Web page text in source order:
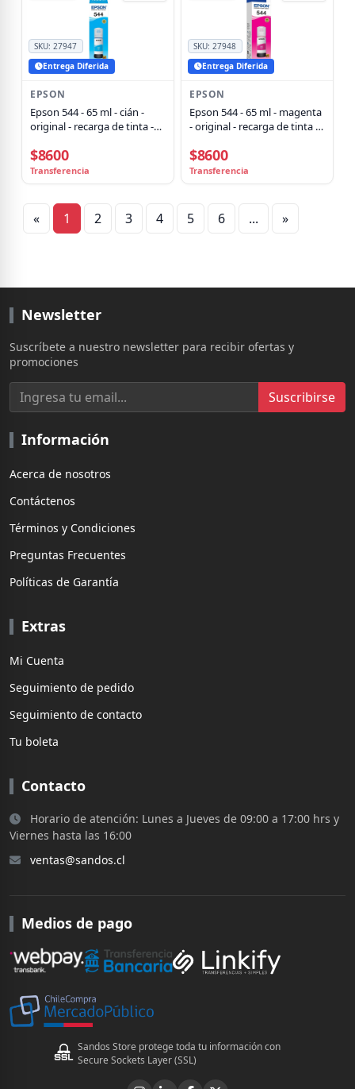
Entrega Diferida
SKU:27947
EPSON
Epson 544 - 65 ml - cián -
original - recarga de tinta -
L3110, L3150, L3210, L3250,
L3260, L5290
$8600
Transferencia
Entrega Diferida
SKU:27948
EPSON
Epson 544 - 65 ml - magenta
- original - recarga de tinta -
L3110, L3150, L3210, L3250,
L3260, L5290
$8600
Transferencia
« 1 2 3 4 5 6 ... »
Newsletter
Suscríbete a nuestro newsletter para recibir ofertas y
promociones
Suscribirse
Información
Acerca de nosotros
Contáctenos
Términos y Condiciones
Preguntas Frecuentes
Políticas de Garantía
Extras
Mi Cuenta
Seguimiento de pedido
Seguimiento de contacto
Tu boleta
Contacto
Horario de atención: Lunes a Jueves de 09:00 a 17:00 hrs y
Viernes hasta las 16:00
ventas@sandos.cl
Medios de pago
Sandos Store protege toda tu información con
Secure Sockets Layer (SSL)